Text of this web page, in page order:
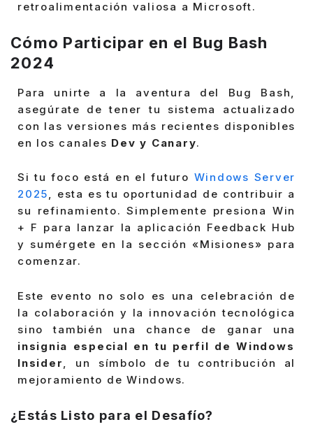
retroalimentación valiosa a Microsoft.
Cómo Participar en el Bug Bash
2024
Para unirte a la aventura del Bug Bash,
asegúrate de tener tu sistema actualizado
con las versiones más recientes disponibles
en los canales Dev y Canary.
Si tu foco está en el futuro Windows Server
2025, esta es tu oportunidad de contribuir a
su refinamiento. Simplemente presiona Win
+ F para lanzar la aplicación Feedback Hub
y sumérgete en la sección «Misiones» para
comenzar.
Este evento no solo es una celebración de
la colaboración y la innovación tecnológica
sino también una chance de ganar una
insignia especial en tu perfil de Windows
Insider
, un símbolo de tu contribución al
mejoramiento de Windows.
¿Estás Listo para el Desafío?